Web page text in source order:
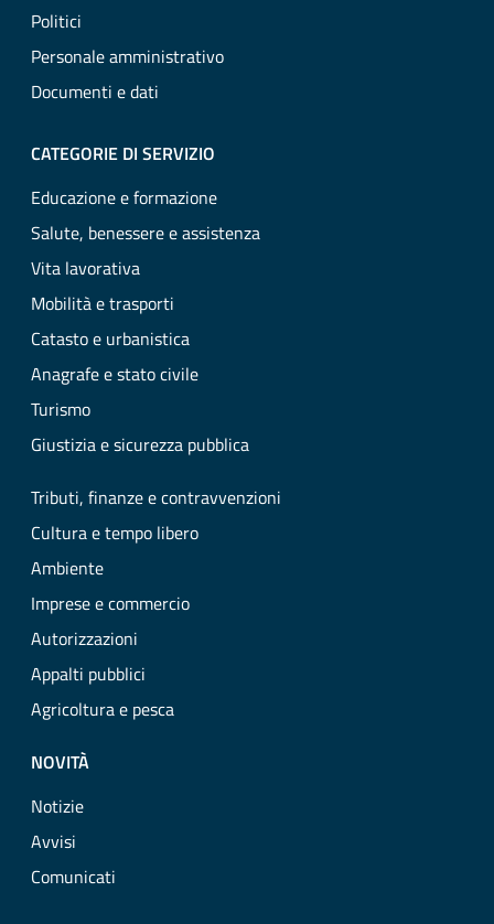
Politici
Personale amministrativo
Documenti e dati
CATEGORIE DI SERVIZIO
Educazione e formazione
Salute, benessere e assistenza
Vita lavorativa
Mobilità e trasporti
Catasto e urbanistica
Anagrafe e stato civile
Turismo
Giustizia e sicurezza pubblica
Tributi, finanze e contravvenzioni
Cultura e tempo libero
Ambiente
Imprese e commercio
Autorizzazioni
Appalti pubblici
Agricoltura e pesca
NOVITÀ
Notizie
Avvisi
Comunicati